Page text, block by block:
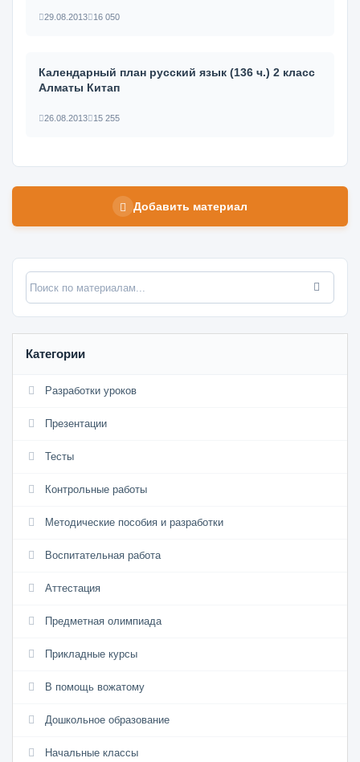
29.08.2013 16 050
Календарный план русский язык (136 ч.) 2 класс
Алматы Китап
26.08.2013 15 255
Добавить материал
Категории
Разработки уроков
Презентации
Тесты
Контрольные работы
Методические пособия и разработки
Воспитательная работа
Аттестация
Предметная олимпиада
Прикладные курсы
В помощь вожатому
Дошкольное образование
Начальные классы